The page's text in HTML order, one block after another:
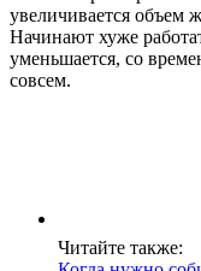
увеличивается объем
Начинают хуже
уменьшается, со
совсем.
Читайте также: